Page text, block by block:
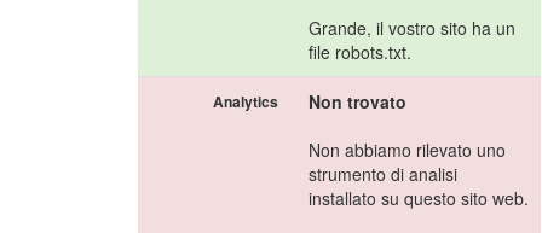
Grande, il vostro sito ha un
file robots.txt.
Analytics
Non trovato
Non abbiamo rilevato uno
strumento di analisi
installato su questo sito web.